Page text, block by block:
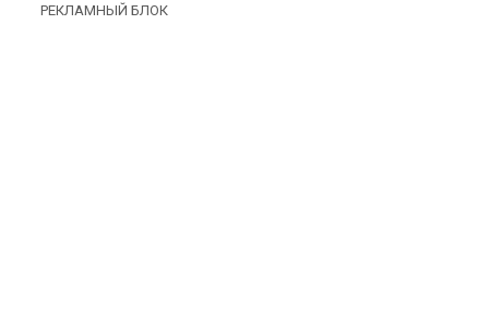
РЕКЛАМНЫЙ БЛОК